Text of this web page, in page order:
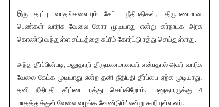
இரு தரப்பு வாதங்களையும் கேட்ட நீதிபதிகள், 'திருமணமான
பெண்கள் வாரிசு வேலை கோர முடியாது என்று கர்நாடக அரசு
கொண்டு வந்துள்ள சட்டத்தை சுப்ரீம் கோர்ட்டு ரத்து செய்துள்ளது.
அந்த தீர்ப்பின்படி, மனுதாரர் திருமணமானவர் என்பதால் அவர் வாரிசு
வேலை கேட்க முடியாது என்ற தனி நீதிபதி தீர்ப்பை ஏற்க முடியாது.
தனி நீதிபதி தீர்ப்பை ரத்து செய்கிறோம். மனுதாரருக்கு 4
மாதத்துக்குள் வேலை வழங்க வேண்டும்' என்று கூறியுள்ளனர்.